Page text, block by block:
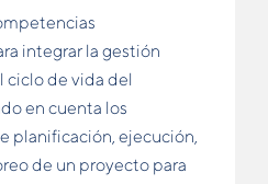
integrar la gestión
ciclo de vida del
en cuenta los
planificación, ejecución,
de un proyecto para